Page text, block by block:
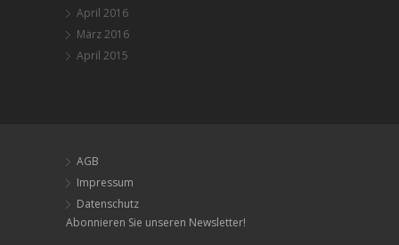
April 2016
März 2016
April 2015
AGB
Impressum
Datenschutz
Abonnieren Sie unseren Newsletter!